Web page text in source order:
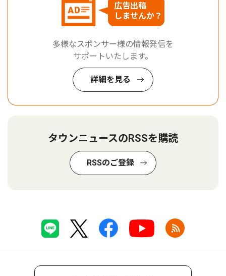
広告出稿
しませんか？
多様なスポンサー様の情報発信を
サポートいたします。
詳細を見る
タウンニュースのRSSを購読
RSSのご登録